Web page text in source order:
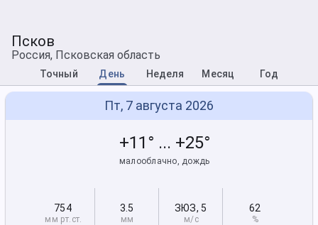
Псков
Россия, Псковская область
Точный День Неделя Месяц Год
Пт, 7 августа 2026
+11° ... +25°
малооблачно, дождь
754
мм рт.ст.
3.5
мм
ЗЮЗ, 5
м/с
62
%